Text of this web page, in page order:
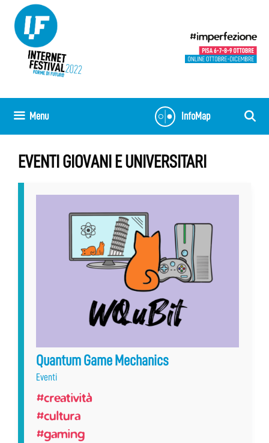
contenuto
InfoMap
Menu
EVENTI GIOVANI E UNIVERSITARI
Quantum Game Mechanics
Eventi
#creatività
#cultura
#gaming